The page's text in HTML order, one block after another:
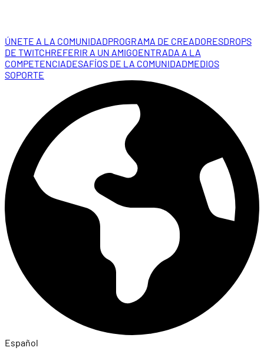
ÚNETE A LA COMUNIDADPROGRAMA DE CREADORESDROPS
DE TWITCHREFERIR A UN AMIGOENTRADA A LA
COMPETENCIADESAFÍOS DE LA COMUNIDADMEDIOS
SOPORTE
Español